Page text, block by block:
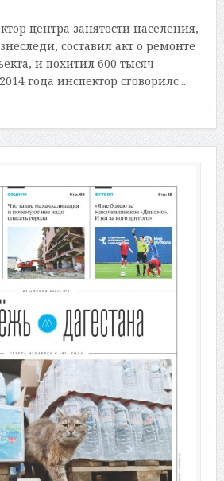
центра занятости населения,
составил акт о ремонте
и похитил 600 тысяч
года инспектор сговорилс...